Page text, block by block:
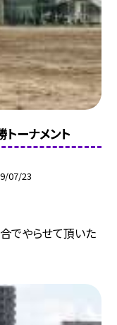
ーナメント
07/23
でやらせて頂いた